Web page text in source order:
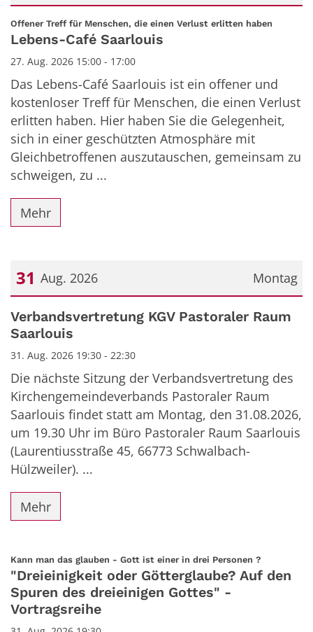
Datum: 27. August 2026
Offener Treff für Menschen, die einen Verlust erlitten haben
Lebens-Café Saarlouis
27. Aug. 2026 15:00 - 17:00
Das Lebens-Café Saarlouis ist ein offener und
kostenloser Treff für Menschen, die einen Verlust
erlitten haben. Hier haben Sie die Gelegenheit,
sich in einer geschützten Atmosphäre mit
Gleichbetroffenen auszutauschen, gemeinsam zu
schweigen, zu ...
Mehr
Montag
31 Aug. 2026
Datum: 31. August 2026
Verbandsvertretung KGV Pastoraler Raum
Saarlouis
31. Aug. 2026 19:30 - 22:30
Die nächste Sitzung der Verbandsvertretung des
Kirchengemeindeverbands Pastoraler Raum
Saarlouis findet statt am Montag, den 31.08.2026,
um 19.30 Uhr im Büro Pastoraler Raum Saarlouis
(Laurentiusstraße 45, 66773 Schwalbach-
Hülzweiler). ...
Mehr
Kann man das glauben - Gott ist einer in drei Personen ?
"Dreieinigkeit oder Götterglaube? Auf den
Spuren des dreieinigen Gottes" -
Vortragsreihe